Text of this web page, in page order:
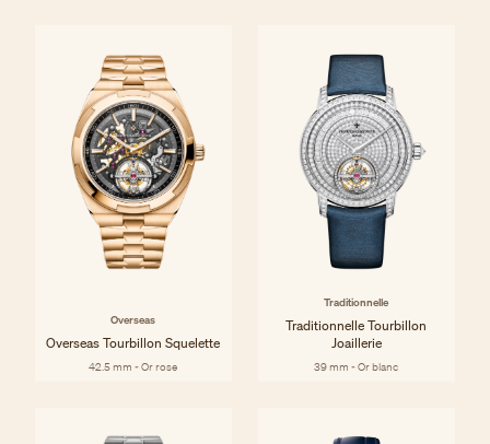
Overseas
Overseas Tourbillon Squelette
42.5 mm - Or rose
Traditionnelle
Traditionnelle Tourbillon
Joaillerie
39 mm - Or blanc